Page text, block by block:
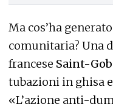
Ma cos’ha
comunitaria? Una
francese Saint-
tubazioni in ghisa
«L’azione anti-